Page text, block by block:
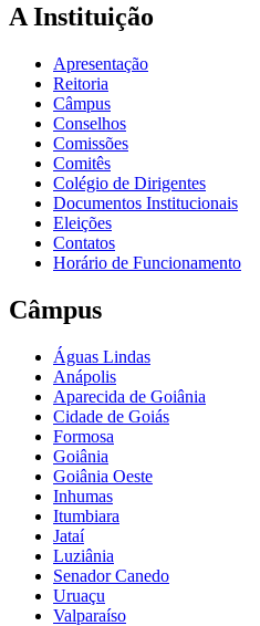
A Instituição
Apresentação
Reitoria
Câmpus
Conselhos
Comissões
Comitês
Colégio de Dirigentes
Documentos Institucionais
Eleições
Contatos
Horário de Funcionamento
Câmpus
Águas Lindas
Anápolis
Aparecida de Goiânia
Cidade de Goiás
Formosa
Goiânia
Goiânia Oeste
Inhumas
Itumbiara
Jataí
Luziânia
Senador Canedo
Uruaçu
Valparaíso